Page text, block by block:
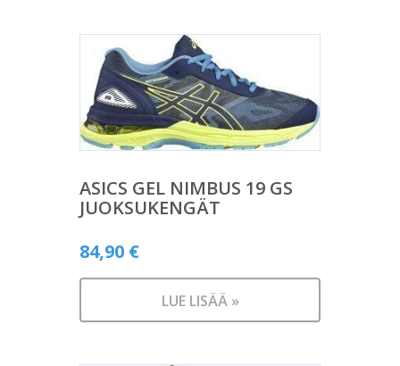
ASICS GEL NIMBUS 19 GS
JUOKSUKENGÄT
84,90 €
LUE LISÄÄ »